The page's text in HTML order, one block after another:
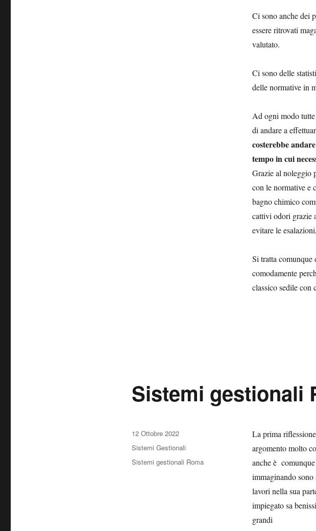
Ci sono anche dei
essere ritrovati
valutato.
Ci sono delle
delle normative in
Ad ogni modo
di andare a
costerebbe
tempo in cui
Grazie al noleggio
con le normative e
bagno chimico
cattivi odori grazie
evitare le
Si tratta comunque
comodamente
classico sedile con
Sistemi gestionali
La prima
argomento molto
anche è
immaginando
lavori nella sua
impiegato sa
grandi
Pubblicato
il
12 Ottobre 2022
Categorie
Sistemi Gestionali
Tag
Sistemi gestionali Roma